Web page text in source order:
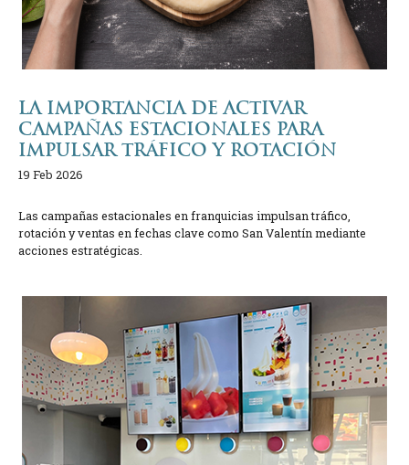
LA IMPORTANCIA DE ACTIVAR
CAMPAÑAS ESTACIONALES PARA
IMPULSAR TRÁFICO Y ROTACIÓN
19 Feb 2026
Las campañas estacionales en franquicias impulsan tráfico,
rotación y ventas en fechas clave como San Valentín mediante
acciones estratégicas.